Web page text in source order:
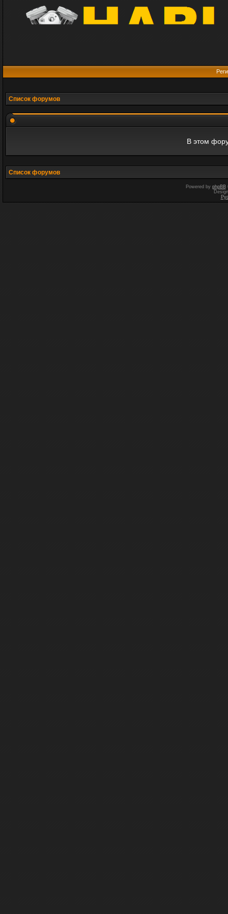
Список форумов
В этом
Список форумов
Powered by phpBB